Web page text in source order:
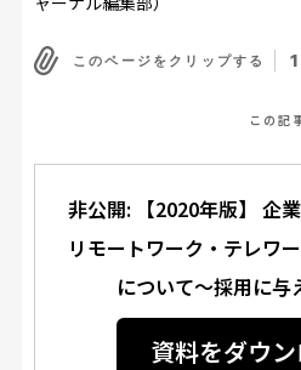
このページをクリップする 1
この記
非公開: 【2020年版】 企
リモートワーク・テレワ
について～採用に与
資料をダウ